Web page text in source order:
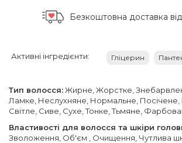
Безкоштовна доставка
Активні інгредієнти: Гліцерин
Тип волосся:Жирне, Жорстке,
Ламке, Неслухняне, Нормальне,
Світле, Сиве, Сухе, Тонке, Тьмяне,
Властивості для волосся та шкіри
Зволоження, Об'єм , Очищення, Чутлива